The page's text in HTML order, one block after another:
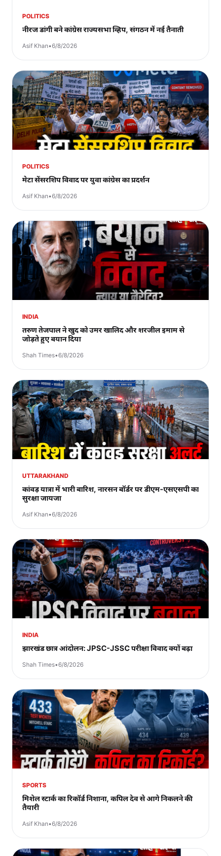
POLITICS
नीरज डांगी बने कांग्रेस राज्यसभा व्हिप, संगठन में नई तैनाती
Asif Khan•6/8/2026
POLITICS
मेटा सेंसरशिप विवाद पर युवा कांग्रेस का प्रदर्शन
Asif Khan•6/8/2026
INDIA
तरुण तेजपाल ने खुद को उमर खालिद और शरजील इमाम से
जोड़ते हुए बयान दिया
Shah Times•6/8/2026
UTTARAKHAND
कांवड़ यात्रा में भारी बारिश, नारसन बॉर्डर पर डीएम-एसएसपी का
सुरक्षा जायजा
Asif Khan•6/8/2026
INDIA
झारखंड छात्र आंदोलन: JPSC-JSSC परीक्षा विवाद क्यों बढ़ा
Shah Times•6/8/2026
SPORTS
मिशेल स्टार्क का रिकॉर्ड निशाना, कपिल देव से आगे निकलने की
तैयारी
Asif Khan•6/8/2026